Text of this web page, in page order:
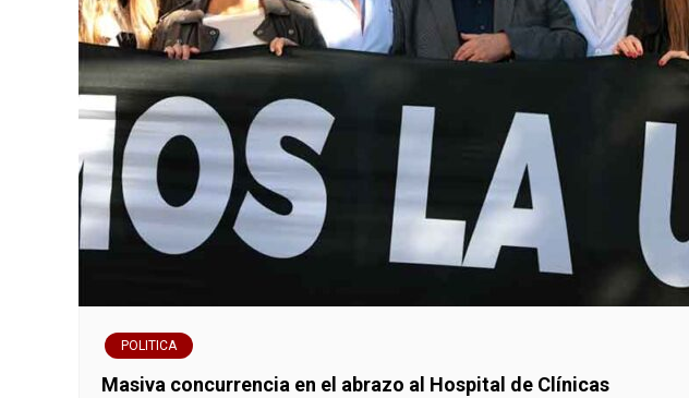
POLITICA
Masiva concurrencia en el abrazo al Hospital de Clínicas